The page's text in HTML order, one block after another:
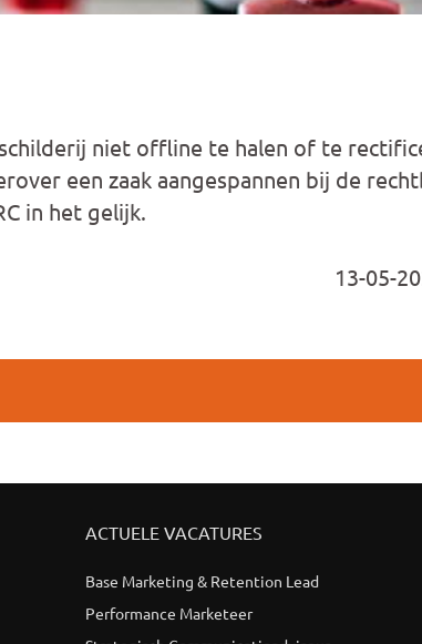
niet offline te halen of te
een zaak aangespannen bij de
in het gelijk.
13-05-
ACTUELE VACATURES
Base Marketing & Retention Lead
Performance Marketeer